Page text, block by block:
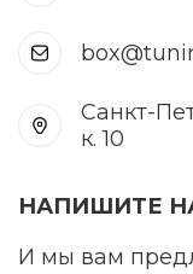
Санкт-
к. 10
НАПИШИТЕ
И мы вам